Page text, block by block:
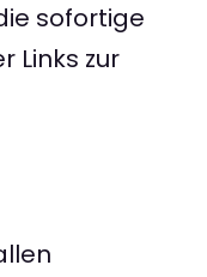
sofortige
Links zur